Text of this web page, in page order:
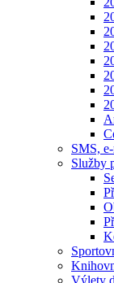
SMS,
Služby
Výlety